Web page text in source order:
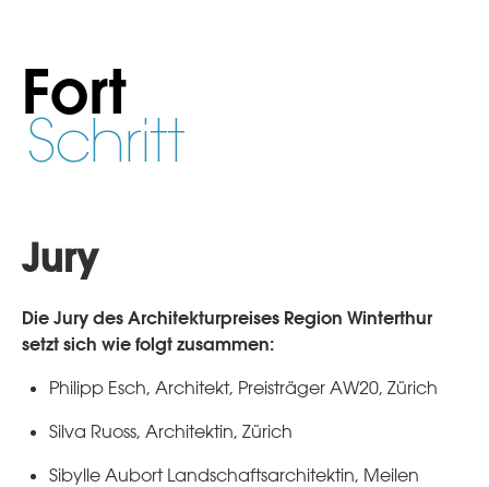
Fort
Schritt
Jury
Die Jury des Architekturpreises Region Winterthur
setzt sich wie folgt zusammen:
Philipp Esch, Architekt, Preisträger AW20, Zürich
Silva Ruoss, Architektin, Zürich
Sibylle Aubort Landschaftsarchitektin, Meilen